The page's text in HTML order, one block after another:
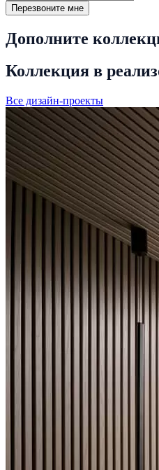
Перезвоните мне
Дополните
Коллекция в
Все дизайн-проекты